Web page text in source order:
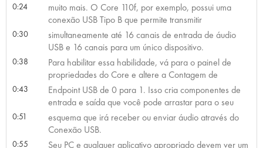
0:24
muito mais. O Core 110f, por exemplo, possui uma
conexão USB Tipo B que permite transmitir
0:30
simultaneamente até 16 canais de entrada de áudio
USB e 16 canais para um único dispositivo.
0:38
Para habilitar essa habilidade, vá para o painel de
propriedades do Core e altere a Contagem de
0:43
Endpoint USB de 0 para 1. Isso cria componentes de
entrada e saída que você pode arrastar para o seu
0:51
esquema que irá receber ou enviar áudio através do
Conexão USB.
0:55
Seu PC e qualquer aplicativo apropriado devem ver um